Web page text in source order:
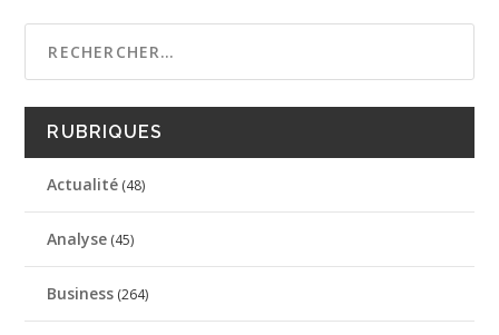
RUBRIQUES
Actualité (48)
Analyse (45)
Business (264)